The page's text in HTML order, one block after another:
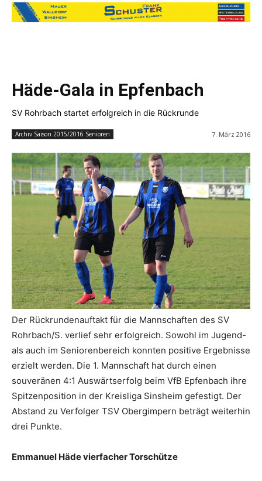
Häde-Gala in Epfenbach
SV Rohrbach startet erfolgreich in die Rückrunde
Archiv Saison 2015/2016 Senioren 7. März 2016
Der Rückrundenauftakt für die Mannschaften des SV
Rohrbach/S. verlief sehr erfolgreich. Sowohl im Jugend-
als auch im Seniorenbereich konnten positive Ergebnisse
erzielt werden. Die 1. Mannschaft hat durch einen
souveränen 4:1 Auswärtserfolg beim VfB Epfenbach ihre
Spitzenposition in der Kreisliga Sinsheim gefestigt. Der
Abstand zu Verfolger TSV Obergimpern beträgt weiterhin
drei Punkte.
Emmanuel Häde vierfacher Torschütze